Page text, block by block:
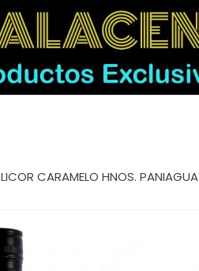
LICOR CARAMELO HNOS. PANIAGUA